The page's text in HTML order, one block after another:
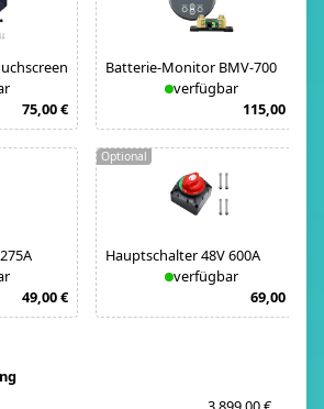
75,00 €
Batterie-Monitor BMV-700
verfügbar
115,00 €
49,00 €
Hauptschalter 48V 600A
verfügbar
69,00 €
Optional